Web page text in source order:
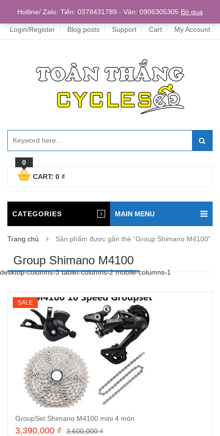
Home
Login/Register Blog posts Support Cart My Account
0
CART: 0 ₫
CATEGORIES MAIN MENU
Trang chủ Sản phẩm được gắn thẻ “Group Shimano M4100”
Group Shimano M4100
desktop-columns-3 tablet-columns-2 mobile-columns-1
SALE
GroupSet Shimano M4100 mini 4 món
3,600,000₫
3,390,000 ₫
Hotline/ Zalo: Tiến: 0378431789 - Vân: 0906305305 Bỏ qua